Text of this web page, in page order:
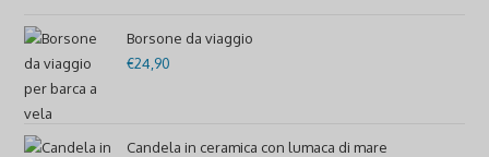
da
Borsone da viaggio
€24,90
Candela in ceramica con lumaca di mare